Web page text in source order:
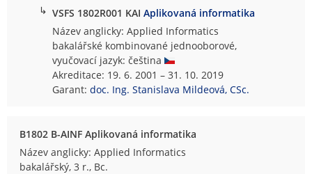
↳ VSFS 1802R001 KAIAplikovaná informatika
Název anglicky: Applied Informatics
bakalářské kombinované jednooborové,
vyučovací jazyk: čeština
Akreditace: 19. 6. 2001 – 31. 10. 2019
Garant:doc. Ing. Stanislava Mildeová, CSc.
B1802 B-AINF Aplikovaná informatika
Název anglicky: Applied Informatics
bakalářský, 3 r., Bc.